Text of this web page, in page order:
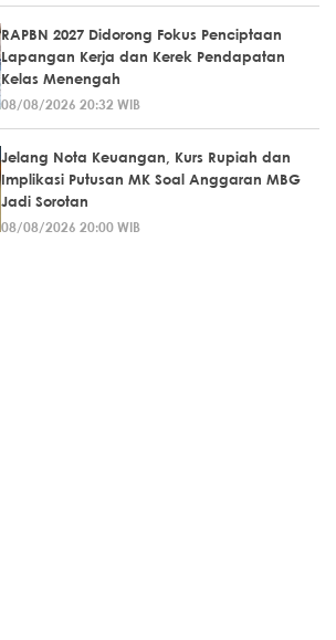
RAPBN 2027 Didorong Fokus Penciptaan
Lapangan Kerja dan Kerek Pendapatan
Kelas Menengah
08/08/2026 20:32 WIB
Jelang Nota Keuangan, Kurs Rupiah dan
Implikasi Putusan MK Soal Anggaran MBG
Jadi Sorotan
08/08/2026 20:00 WIB